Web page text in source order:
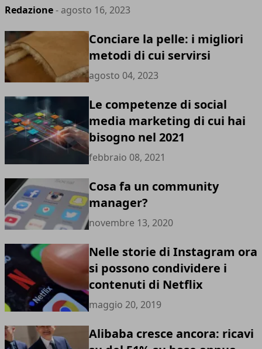
Redazione- agosto 16, 2023
Conciare la pelle: i migliori
metodi di cui servirsi
agosto 04, 2023
Le competenze di social
media marketing di cui hai
bisogno nel 2021
febbraio 08, 2021
Cosa fa un community
manager?
novembre 13, 2020
Nelle storie di Instagram ora
si possono condividere i
contenuti di Netflix
maggio 20, 2019
Alibaba cresce ancora: ricavi